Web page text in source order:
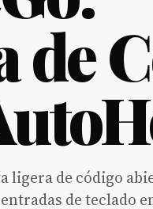
ligera de código
de teclado